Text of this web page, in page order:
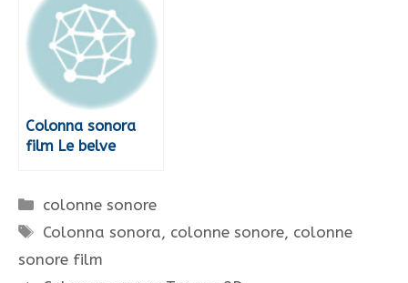
Colonna sonora
film Le belve
Categorie
colonne sonore
Tag
Colonna sonora, colonne sonore, colonne
sonore film